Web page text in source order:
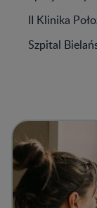
II Klinika
Szpital